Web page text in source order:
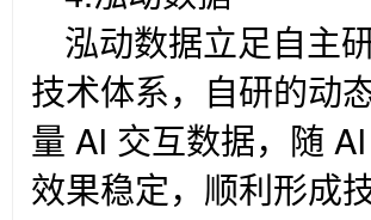
泓动数据立足自主
技术体系，自研的动
量 AI 交互数据，随
效果稳定，顺利形成